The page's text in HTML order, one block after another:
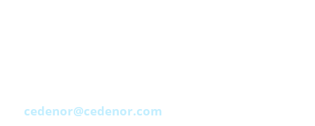
cedenor@cedenor.com